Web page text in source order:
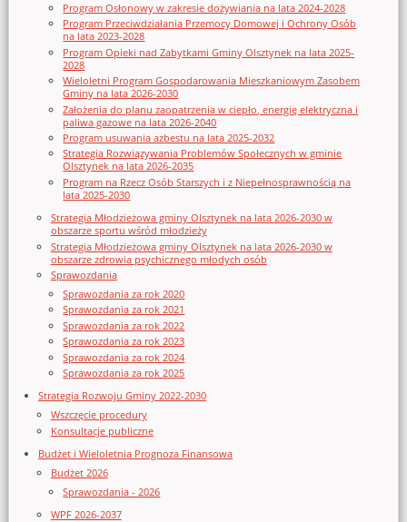
Program Osłonowy w zakresie dożywiania na lata 2024-2028
Program Przeciwdziałania Przemocy Domowej i Ochrony Osób
na lata 2023-2028
Program Opieki nad Zabytkami Gminy Olsztynek na lata 2025-
2028
Wieloletni Program Gospodarowania Mieszkaniowym Zasobem
Gminy na lata 2026-2030
Założenia do planu zaopatrzenia w ciepło, energię elektryczna i
paliwa gazowe na lata 2026-2040
Program usuwania azbestu na lata 2025-2032
Strategia Rozwiązywania Problemów Społecznych w gminie
Olsztynek na lata 2026-2035
Program na Rzecz Osób Starszych i z Niepełnosprawnością na
lata 2025-2030
Strategia Młodzieżowa gminy Olsztynek na lata 2026-2030 w
obszarze sportu wśród młodzieży
Strategia Młodzieżowa gminy Olsztynek na lata 2026-2030 w
obszarze zdrowia psychicznego młodych osób
Sprawozdania
Sprawozdania za rok 2020
Sprawozdania za rok 2021
Sprawozdania za rok 2022
Sprawozdania za rok 2023
Sprawozdania za rok 2024
Sprawozdania za rok 2025
Strategia Rozwoju Gminy 2022-2030
Wszczęcie procedury
Konsultacje publiczne
Budżet i Wieloletnia Prognoza Finansowa
Budżet 2026
Sprawozdania - 2026
WPF 2026-2037